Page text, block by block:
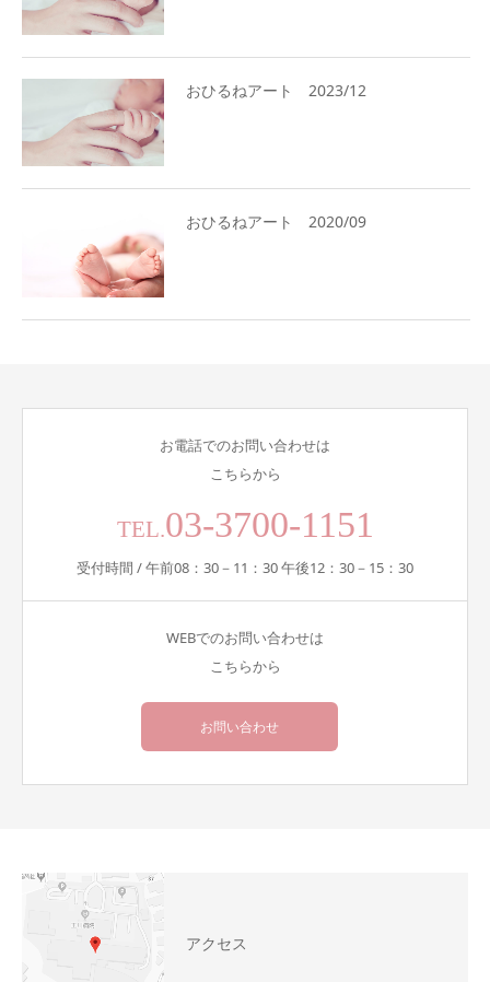
おひるねアート 2023/12
おひるねアート 2020/09
お電話でのお問い合わせは
こちらから
TEL.03-3700-1151
受付時間 / 午前08：30－11：30 午後12：30－15：30
WEBでのお問い合わせは
こちらから
お問い合わせ
アクセス